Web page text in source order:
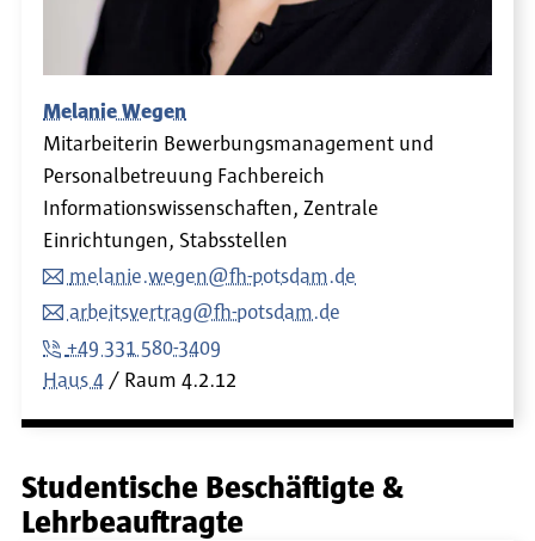
Melanie Wegen
Mitarbeiterin Bewerbungsmanagement und
Personalbetreuung Fachbereich
Informationswissenschaften, Zentrale
Einrichtungen, Stabsstellen
melanie.wegen@fh-potsdam.de
arbeitsvertrag@fh-potsdam.de
+49 331 580-3409
Haus 4
Raum 4.2.12
Studentische Beschäftigte &
Lehrbeauftragte